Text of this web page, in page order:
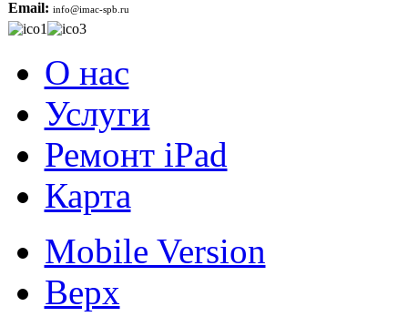
Email: info@imac-spb.ru
О нас
Услуги
Ремонт iPad
Карта
Mobile Version
Верх